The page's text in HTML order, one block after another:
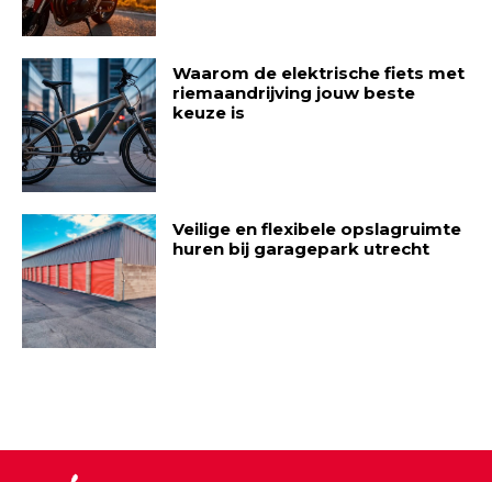
Waarom de elektrische fiets met
riemaandrijving jouw beste
keuze is
Veilige en flexibele opslagruimte
huren bij garagepark utrecht